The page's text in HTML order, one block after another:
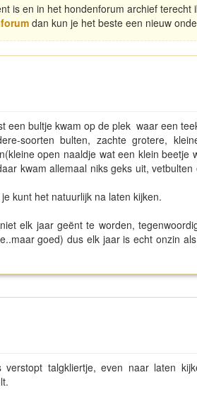
is en in het hondenforum archief terecht
dan kun je het beste een nieuw
een bultje kwam op de plek waar een
soorten bulten, zachte grotere,
open naaldje wat een klein beetje
kwam allemaal niks geks uit,
kunt het natuurlijk na laten kijken.
elk jaar geënt te worden,
goed) dus elk jaar is echt onzin
talgkliertje, even naar laten